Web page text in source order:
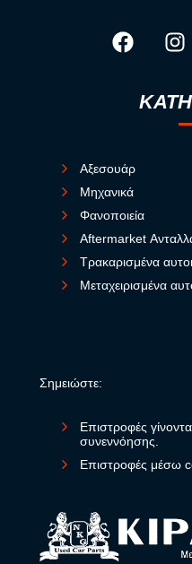
Αξεσουάρ
Μηχανικά
Φανοποιεία
Aftermarket
Τρακαρισμένα
Μεταχειρισμένα
Σημειώστε:
Επιστροφές
συνεννόησης.
Επιστροφές μέσω